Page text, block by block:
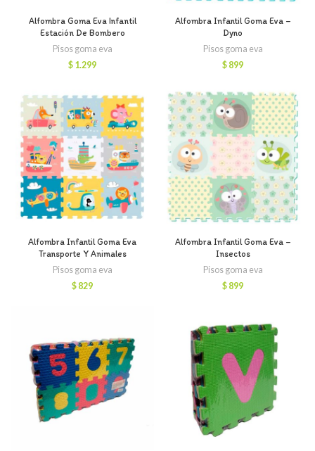
Alfombra Goma Eva Infantil
Estación De Bombero
Pisos goma eva
$ 1.299
Alfombra Infantil Goma Eva –
Dyno
Pisos goma eva
$ 899
Alfombra Infantil Goma Eva
Transporte Y Animales
Pisos goma eva
$ 829
Alfombra Infantil Goma Eva –
Insectos
Pisos goma eva
$ 899